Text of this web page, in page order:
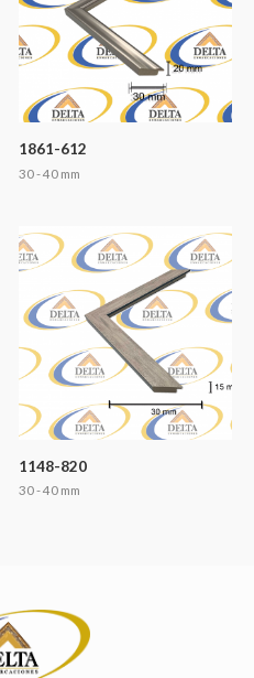
1861-612
30 - 40 mm
1148-820
30 - 40 mm